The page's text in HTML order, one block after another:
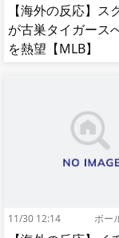
【海外の反応】ス
が古巣タイガース
を熱望【MLB】
11/30 12:14 ボー